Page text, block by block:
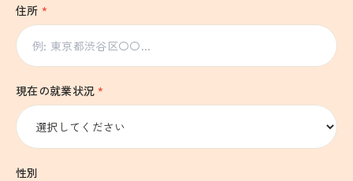
住所 *
現在の就業状況 *
性別